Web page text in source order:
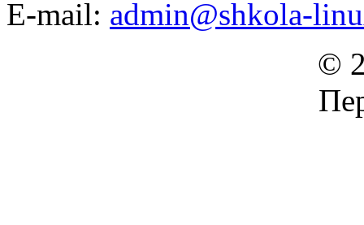
E-mail: admin@shkola-
©